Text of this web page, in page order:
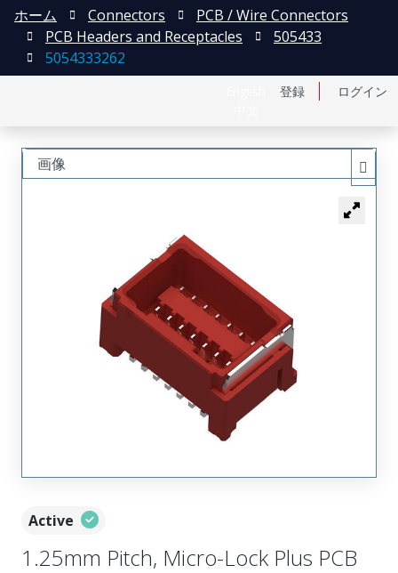
登録 ログイン
ホーム Connectors
PCB / Wire Connectors
PCB Headers and Receptacles
505433
5054333262
Active
1.25mm Pitch, Micro-Lock Plus PCB
画像